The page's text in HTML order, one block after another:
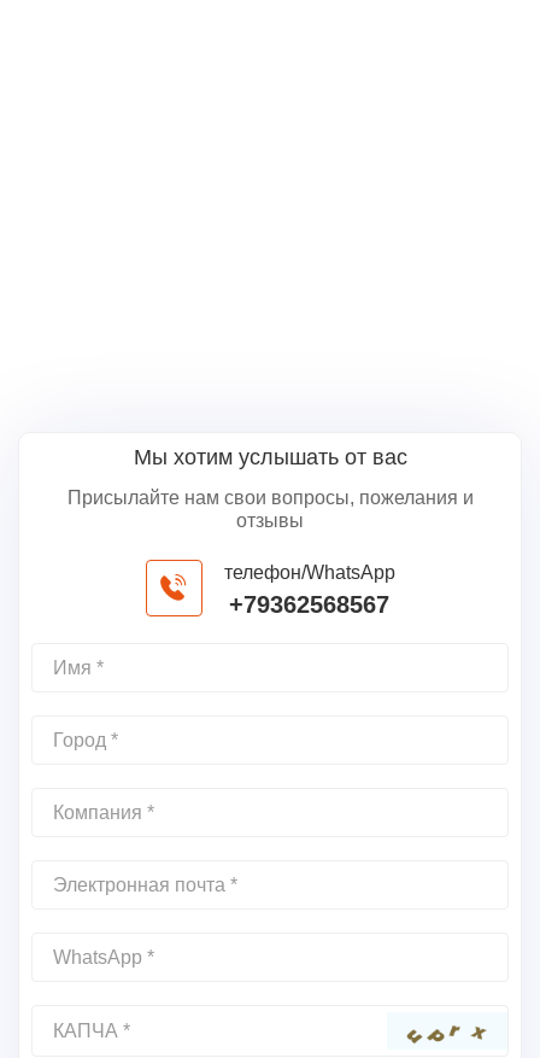
Мы хотим услышать от вас
Присылайте нам свои вопросы, пожелания и
отзывы
телефон/WhatsApp
+79362568567